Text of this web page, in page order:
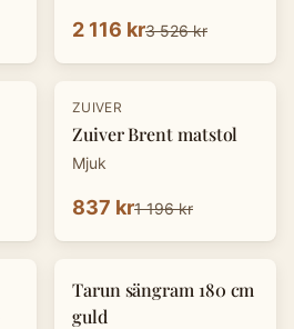
2 116 kr3 526 kr
-30%
ZUIVER
Zuiver Brent matstol
Mjuk
837 kr1 196 kr
-30
Tarun sängram 180 cm
guld